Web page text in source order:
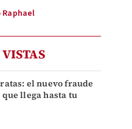
Raphael
el nuevo fraude
llega hasta tu